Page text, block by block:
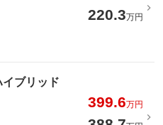
220.3万円
ブリッド
399.6万円